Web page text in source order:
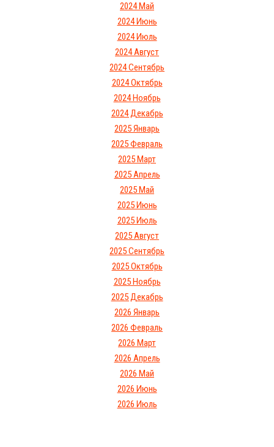
2024 Май
2024 Июнь
2024 Июль
2024 Август
2024 Сентябрь
2024 Октябрь
2024 Ноябрь
2024 Декабрь
2025 Январь
2025 Февраль
2025 Март
2025 Апрель
2025 Май
2025 Июнь
2025 Июль
2025 Август
2025 Сентябрь
2025 Октябрь
2025 Ноябрь
2025 Декабрь
2026 Январь
2026 Февраль
2026 Март
2026 Апрель
2026 Май
2026 Июнь
2026 Июль